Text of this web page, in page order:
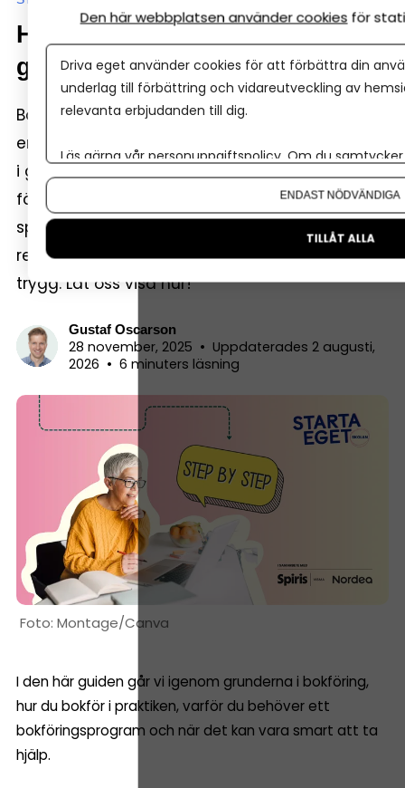
Hur fungerar bokföring? Enkel
guide för nya företagare
Bokföring = krångligt? Inte längre, idag är det
enklare än vad de flesta tror. Bokföring handlar
i grunden om att skriva ner vad som händer i
företaget – pengar in, pengar ut – och att
spara underlagen som visar det. Gör du det
regelbundet blir företagets ekonomi tydlig och
trygg. Låt oss visa hur!
Gustaf Oscarson
28 november, 2025 • Uppdaterades 2 augusti,
2026 • 6 minuters läsning
Montage/Canva
I den här guiden går vi igenom grunderna i bokföring,
hur du bokför i praktiken, varför du behöver ett
bokföringsprogram och när det kan vara smart att ta
hjälp.
Den här webbplatsen använder cookies för
Driva eget använder cookies för att förbättra din
underlag till förbättring och vidareutveckling av
relevanta erbjudanden till dig.
Läs gärna vår personuppgiftspolicy. Om du
Om du vill ändra ditt val i efterhand hittar du den
ENDAST NÖDVÄNDIGA
TILLÅT ALLA